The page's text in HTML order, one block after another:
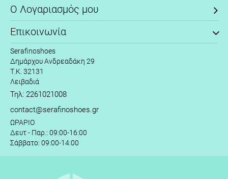
Ο Λογαριασμός μου
Επικοινωνία
Serafinoshoes
Δημάρχου Ανδρεαδάκη 29
Τ.Κ. 32131
Λειβαδιά
Τηλ: 2261021008
contact@serafinoshoes.gr
ΩΡΑΡΙΟ
Δευτ - Παρ.: 09:00-16:00
Σάββατο: 09:00-14:00